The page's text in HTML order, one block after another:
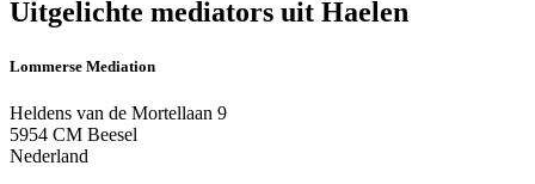
Uitgelichte mediators uit Haelen
Lommerse Mediation
Heldens van de Mortellaan 9
5954 CM Beesel
Nederland